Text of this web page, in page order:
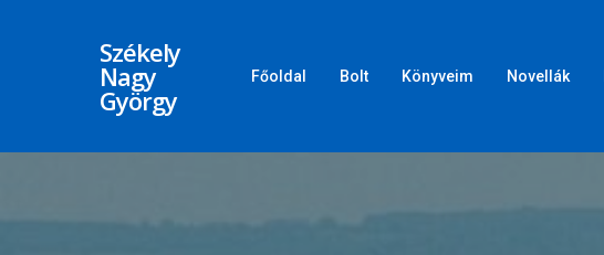
Székely
Nagy
György
Főoldal Bolt Könyveim Novellák